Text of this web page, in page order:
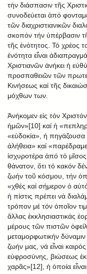
τήν διάσπασιν τῆς
συνοδεύεται ἀπό
τῶν διαχριστιανικῶν
σκοπόν τήν ὑπέρβασιν
τῆς ἑνότητος. Τό χρέος
ἑνότητα εἶναι
Χριστιανῶν ἀνήκει ἡ
προσπαθειῶν τῶν
Κινήσεως καί τῆς
μόχθων των.
Ἀνήκομεν εἰς τόν
ἡμῶν»[10] καί ἡ
«εὐδοκία», ἡ πηγάζουσα
ἀλήθεια» καί
ἰσχυροτέρα ἀπό τό
θάνατον, ὅτι τό κακόν
ζωήν τοῦ κόσμου, τήν
«χθές καί σήμερον ὁ
ἡ πίστις πρέπει νά
τρόπον μέ τόν ὁποῖον
ἄλλας ἐκκλησιαστικάς
μέρους τῶν πιστῶν
μεταμορφωτικήν
ζωήν μας, νά εἶναι
εὐφροσύνης, βιώσεως
χαρᾶς»[12], ἡ ὁποία